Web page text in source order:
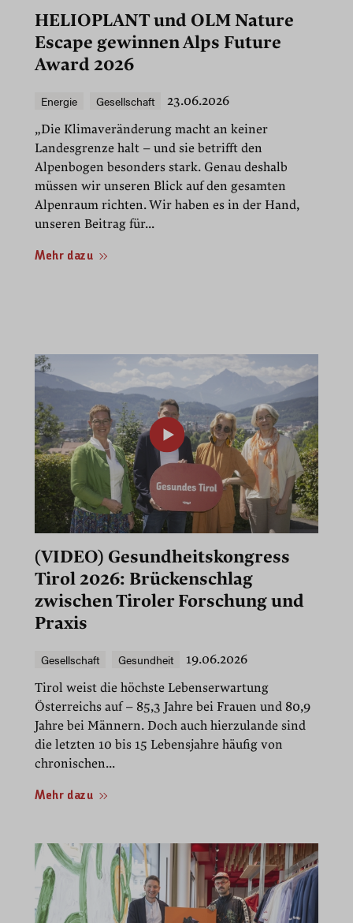
HELIOPLANT und OLM Nature
Escape gewinnen Alps Future
Award 2026
Energie Gesellschaft
23.06.2026
„Die Klimaveränderung macht an keiner
Landesgrenze halt – und sie betrifft den
Alpenbogen besonders stark. Genau deshalb
müssen wir unseren Blick auf den gesamten
Alpenraum richten. Wir haben es in der Hand,
unseren Beitrag für...
Mehr dazu
(VIDEO) Gesundheitskongress
Tirol 2026: Brückenschlag
zwischen Tiroler Forschung und
Praxis
Gesellschaft Gesundheit
19.06.2026
Tirol weist die höchste Lebenserwartung
Österreichs auf – 85,3 Jahre bei Frauen und 80,9
Jahre bei Männern. Doch auch hierzulande sind
die letzten 10 bis 15 Lebensjahre häufig von
chronischen...
Mehr dazu